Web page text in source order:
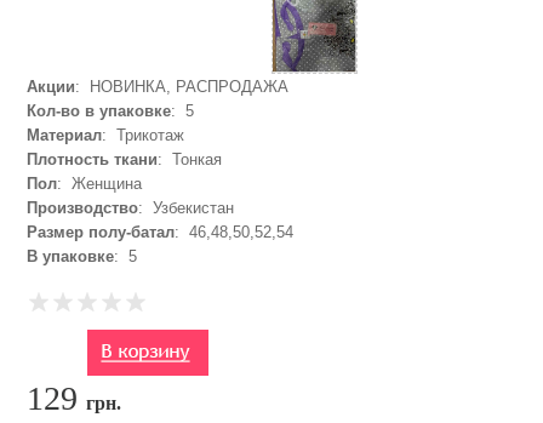
Акции: НОВИНКА, РАСПРОДАЖА
Кол-во в упаковке: 5
Материал: Трикотаж
Плотность ткани: Тонкая
Пол: Женщина
Производство: Узбекистан
Размер полу-батал: 46,48,50,52,54
В упаковке: 5
129грн.